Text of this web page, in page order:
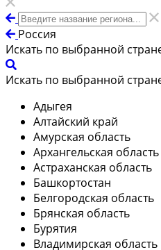
Россия
Искать по выбранной
Искать по выбранной
Адыгея
Алтайский край
Амурская область
Архангельская область
Астраханская область
Башкортостан
Белгородская область
Брянская область
Бурятия
Владимирская область